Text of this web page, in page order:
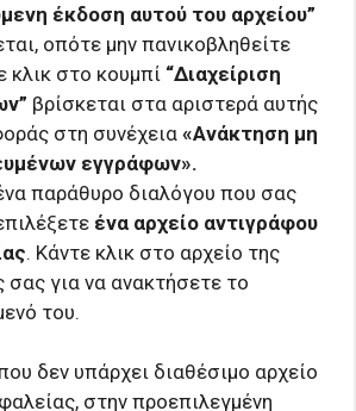
έκδοση αυτού του αρχείου”
οπότε μην πανικοβληθείτε
κλικ στο κουμπί “Διαχείριση
βρίσκεται στα αριστερά αυτής
στη συνέχεια «Ανάκτηση μη
εγγράφων».
παράθυρο διαλόγου που σας
ένα αρχείο αντιγράφου
. Κάντε κλικ στο αρχείο της
σας για να ανακτήσετε το
του.
δεν υπάρχει διαθέσιμο αρχείο
στην προεπιλεγμένη